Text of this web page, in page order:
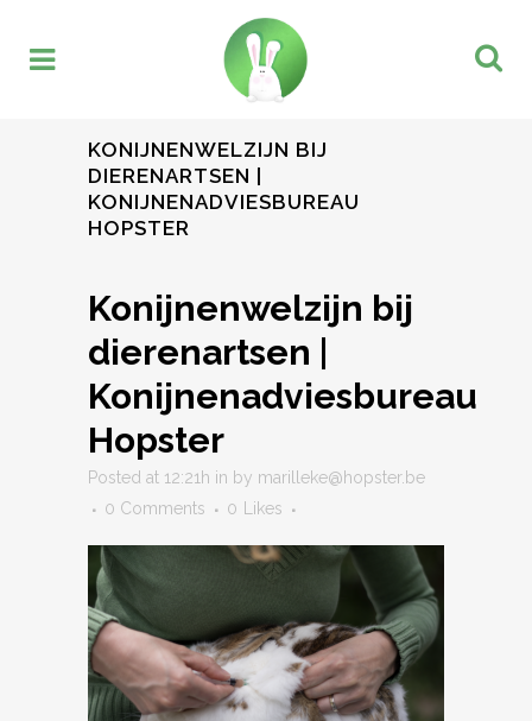
KONIJNENWELZIJN BIJ
DIERENARTSEN |
KONIJNENADVIESBUREAU
HOPSTER
Konijnenwelzijn bij
dierenartsen |
Konijnenadviesbureau
Hopster
Posted at 12:21h in by marilleke@hopster.be
0 Comments
0 Likes